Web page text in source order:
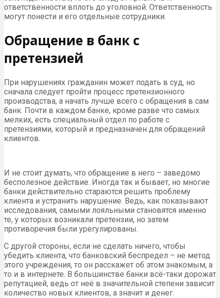
ответственности вплоть до уголовной. Ответственность
могут понести и его отдельные сотрудники.
Обращение в банк с
претензией
При нарушениях гражданин может подать в суд, но
сначала следует пройти процесс претензионного
производства, а начать лучше всего с обращения в сам
банк. Почти в каждом банке, кроме разве что самых
мелких, есть специальный отдел по работе с
претензиями, который и предназначен для обращений
клиентов.
И не стоит думать, что обращение в него – заведомо
бесполезное действие. Иногда так и бывает, но многие
банки действительно стараются решить проблему
клиента и устранить нарушение. Ведь, как показывают
исследования, самыми лояльными становятся именно
те, у которых возникали претензии, но затем
противоречия были урегулированы.
С другой стороны, если не сделать ничего, чтобы
убедить клиента, что банковский беспредел – не метод
этого учреждения, то он расскажет об этом знакомым, а
то и в интернете. В большинстве банки всё-таки дорожат
репутацией, ведь от неё в значительной степени зависит
количество новых клиентов, а значит и денег.